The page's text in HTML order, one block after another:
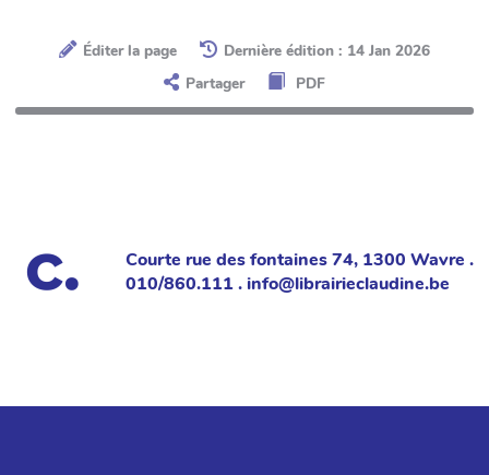
Éditer la page
Dernière édition : 14 Jan 2026
Partager
PDF
Courte rue des fontaines 74, 1300 Wavre .
010/860.111 . info@librairieclaudine.be